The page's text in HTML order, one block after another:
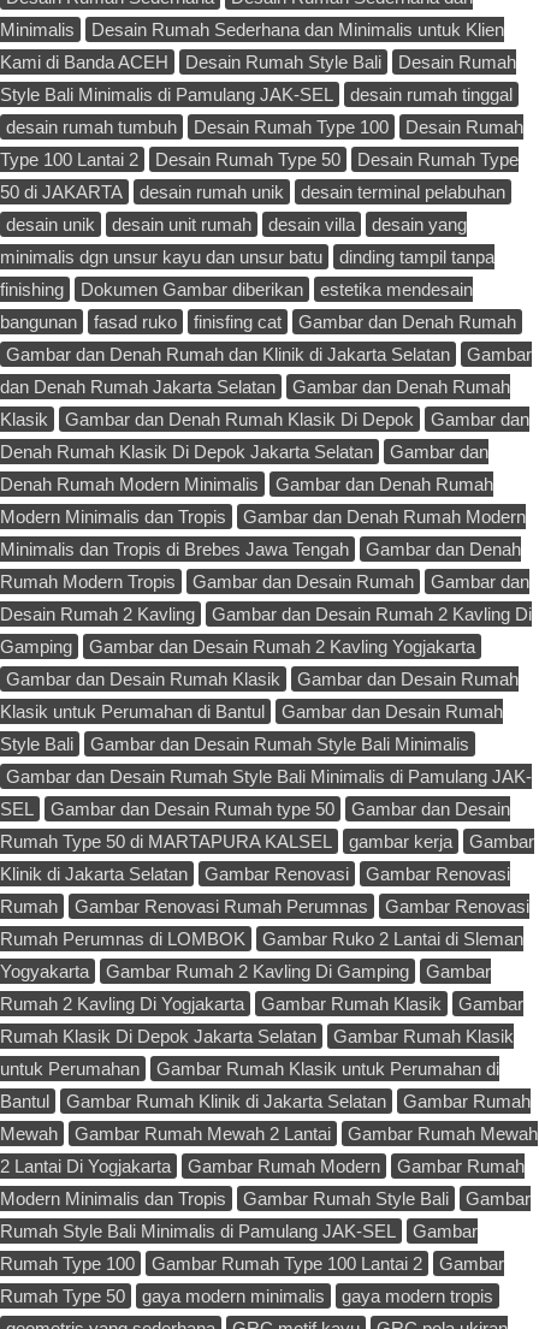
Minimalis
Desain Rumah Sederhana dan Minimalis untuk Klien
Kami di Banda ACEH
Desain Rumah Style Bali
Desain Rumah
Style Bali Minimalis di Pamulang JAK-SEL
desain rumah tinggal
desain rumah tumbuh
Desain Rumah Type 100
Desain Rumah
Type 100 Lantai 2
Desain Rumah Type 50
Desain Rumah Type
50 di JAKARTA
desain rumah unik
desain terminal pelabuhan
desain unik
desain unit rumah desain villa
desain yang
minimalis dgn unsur kayu dan unsur batu
dinding tampil tanpa
finishing
Dokumen Gambar diberikan
estetika mendesain
bangunan
fasad ruko finisfing cat
Gambar dan Denah Rumah
Gambar dan Denah Rumah dan Klinik di Jakarta Selatan
Gambar
dan Denah Rumah Jakarta Selatan
Gambar dan Denah Rumah
Klasik
Gambar dan Denah Rumah Klasik Di Depok
Gambar dan
Denah Rumah Klasik Di Depok Jakarta Selatan
Gambar dan
Denah Rumah Modern Minimalis
Gambar dan Denah Rumah
Modern Minimalis dan Tropis
Gambar dan Denah Rumah Modern
Minimalis dan Tropis di Brebes Jawa Tengah
Gambar dan Denah
Rumah Modern Tropis
Gambar dan Desain Rumah
Gambar dan
Desain Rumah 2 Kavling
Gambar dan Desain Rumah 2 Kavling Di
Gamping
Gambar dan Desain Rumah 2 Kavling Yogjakarta
Gambar dan Desain Rumah Klasik
Gambar dan Desain Rumah
Klasik untuk Perumahan di Bantul
Gambar dan Desain Rumah
Style Bali
Gambar dan Desain Rumah Style Bali Minimalis
Gambar dan Desain Rumah Style Bali Minimalis di Pamulang JAK-
SEL
Gambar dan Desain Rumah type 50
Gambar dan Desain
Rumah Type 50 di MARTAPURA KALSEL
gambar kerja
Gambar
Klinik di Jakarta Selatan
Gambar Renovasi
Gambar Renovasi
Rumah
Gambar Renovasi Rumah Perumnas
Gambar Renovasi
Rumah Perumnas di LOMBOK
Gambar Ruko 2 Lantai di Sleman
Yogyakarta
Gambar Rumah 2 Kavling Di Gamping
Gambar
Rumah 2 Kavling Di Yogjakarta
Gambar Rumah Klasik
Gambar
Rumah Klasik Di Depok Jakarta Selatan
Gambar Rumah Klasik
untuk Perumahan
Gambar Rumah Klasik untuk Perumahan di
Bantul
Gambar Rumah Klinik di Jakarta Selatan
Gambar Rumah
Mewah
Gambar Rumah Mewah 2 Lantai
Gambar Rumah Mewah
2 Lantai Di Yogjakarta
Gambar Rumah Modern
Gambar Rumah
Modern Minimalis dan Tropis
Gambar Rumah Style Bali
Gambar
Rumah Style Bali Minimalis di Pamulang JAK-SEL
Gambar
Rumah Type 100
Gambar Rumah Type 100 Lantai 2
Gambar
Rumah Type 50
gaya modern minimalis
gaya modern tropis